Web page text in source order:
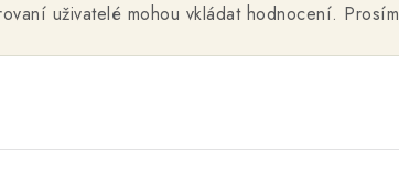
uživatelé mohou vkládat hodnocení. Prosím